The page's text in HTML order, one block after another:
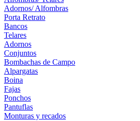
Adornos/ Alfombras
Porta Retrato
Bancos
Telares
Adornos
Conjuntos
Bombachas de Campo
Alpargatas
Boina
Fajas
Ponchos
Pantuflas
Monturas y recados